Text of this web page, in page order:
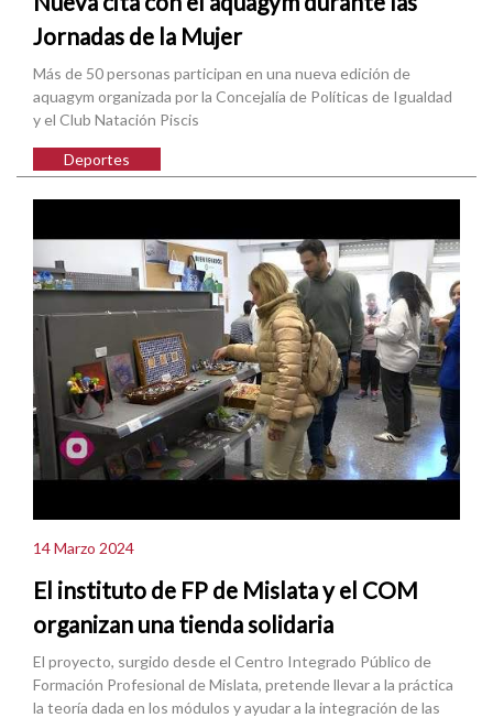
Jornadas de la Mujer
Más de 50 personas participan en una nueva edición de
aquagym organizada por la Concejalía de Políticas de Igualdad
y el Club Natación Piscis
Deportes
14 Marzo 2024
El instituto de FP de Mislata y el COM
organizan una tienda solidaria
El proyecto, surgido desde el Centro Integrado Público de
Formación Profesional de Mislata, pretende llevar a la práctica
la teoría dada en los módulos y ayudar a la integración de las